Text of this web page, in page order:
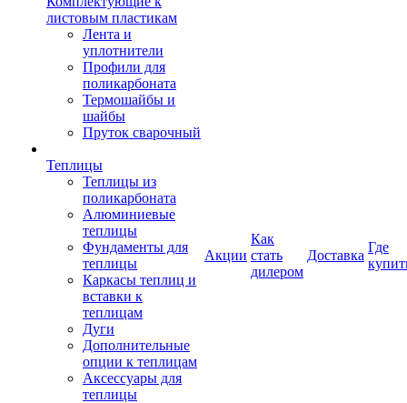
листовым пластикам
Лента и
уплотнители
Профили для
поликарбоната
Термошайбы и
шайбы
Пруток сварочный
Теплицы
Теплицы из
поликарбоната
Алюминиевые
теплицы
Фундаменты для
теплицы
Каркасы теплиц и
вставки к
теплицам
Дуги
Дополнительные
опции к теплицам
Аксессуары для
теплицы
Акции
Как
стать
дилером
Доставка
Где